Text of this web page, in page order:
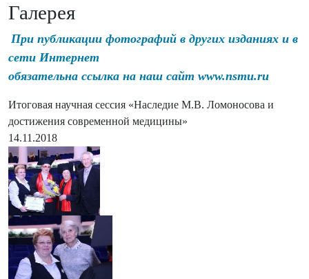
Галерея
При публикации фотографий в других изданиях и в
сети Интернет
обязательна ссылка на наш сайт www.nsmu.ru
Итоговая научная сессия «Наследие М.В. Ломоносова и
достижения современной медицины»
14.11.2018